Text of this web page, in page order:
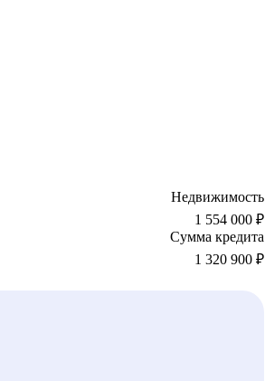
Недвижимость
1 554 000 ₽
Сумма кредита
1 320 900 ₽